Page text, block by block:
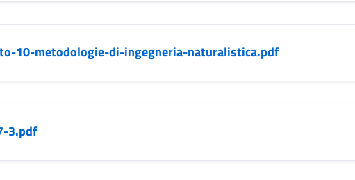
10-metodologie-di-ingegneria-naturalistica.pdf
3.pdf